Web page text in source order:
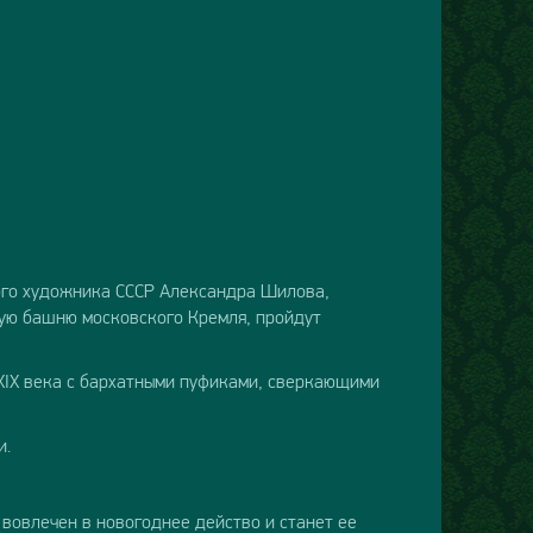
художника СССР Александра Шилова,
башню московского Кремля, пройдут
века с бархатными пуфиками, сверкающими
в новогоднее действо и станет ее